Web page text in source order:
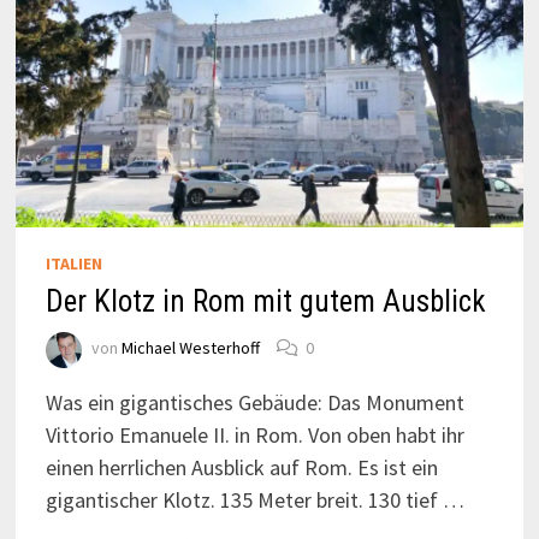
ITALIEN
Der Klotz in Rom mit gutem Ausblick
von Michael Westerhoff 0
Was ein gigantisches Gebäude: Das Monument
Vittorio Emanuele II. in Rom. Von oben habt ihr
einen herrlichen Ausblick auf Rom. Es ist ein
gigantischer Klotz. 135 Meter breit. 130 tief …